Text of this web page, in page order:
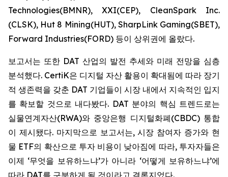
Technologies(BMNR), XXI(CEP), CleanSpark Inc.
(CLSK), Hut 8 Mining(HUT), SharpLink Gaming(SBET),
Forward Industries(FORD) 등이 상위권에 올랐다.
보고서는 또한 DAT 산업의 발전 추세와 미래 전망을 심층
분석했다. CertiK은 디지털 자산 활용이 확대됨에 따라 장기
적 생존력을 갖춘 DAT 기업들이 시장 내에서 지속적인 입지
를 확보할 것으로 내다봤다. DAT 분야의 핵심 트렌드로는
실물연계자산(RWA)와 중앙은행 디지털화폐(CBDC) 통합
이 제시됐다. 마지막으로 보고서는, 시장 참여자 증가와 현
물 ETF의 확산으로 투자 비용이 낮아짐에 따라, 투자자들은
이제 ‘무엇을 보유하느냐’가 아니라 ‘어떻게 보유하느냐’에
따라 DAT를 구분하게 될 것이라고 결론지었다.